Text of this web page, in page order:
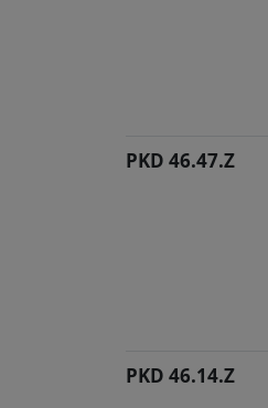
PKD 46.47.Z
PKD 46.14.Z